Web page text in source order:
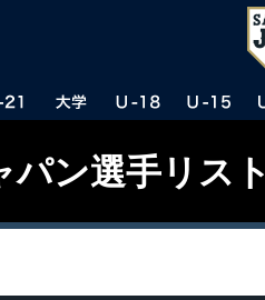
パン選手リスト